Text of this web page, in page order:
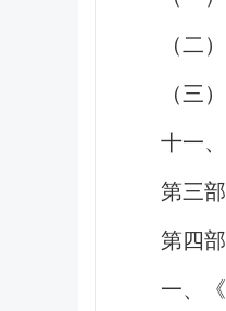
（二
（三
十一
第三
第四
一、